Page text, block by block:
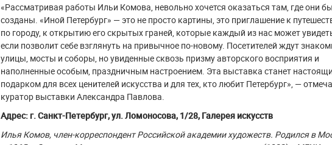
«Рассматривая работы Ильи Комова, невольно хочется оказаться там, где они
созданы. «Иной Петербург» — это не просто картины, это приглашение к
по городу, к открытию его скрытых граней, которые каждый из нас может
если позволит себе взглянуть на привычное по-новому. Посетителей ждут
улицы, мосты и соборы, но увиденные сквозь призму авторского восприятия и
наполненные особым, праздничным настроением. Эта выставка станет
подарком для всех ценителей искусства и для тех, кто любит Петербург», —
куратор выставки Александра Павлова.
Адрес: г. Санкт-Петербург, ул. Ломоносова, 1/28, Галерея искусств
Илья Комов, член-корреспондент Российской академии художеств. Родился в